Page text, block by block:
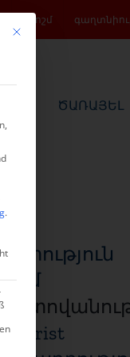
դրոշմ
ԾԱՌԱՅԵԼ
Mit diesem Button wird
.